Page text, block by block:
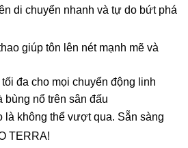
di chuyển nhanh và tự do bứt phá
giúp tôn lên nét mạnh mẽ và
đa cho mọi chuyển động linh
bùng nổ trên sân đấu
là không thể vượt qua. Sẵn sàng
TERRA!